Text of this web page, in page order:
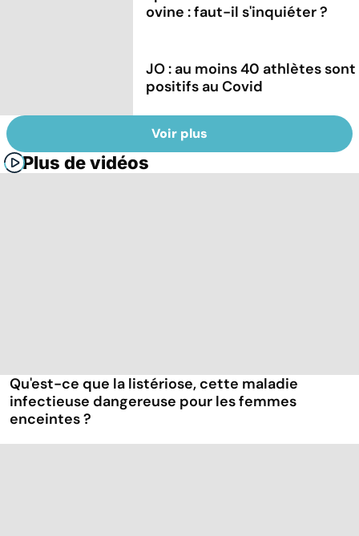
ovine : faut-il s'inquiéter ?
JO : au moins 40 athlètes sont
positifs au Covid
Voir plus
Plus de vidéos
Qu'est-ce que la listériose, cette maladie
infectieuse dangereuse pour les femmes
enceintes ?